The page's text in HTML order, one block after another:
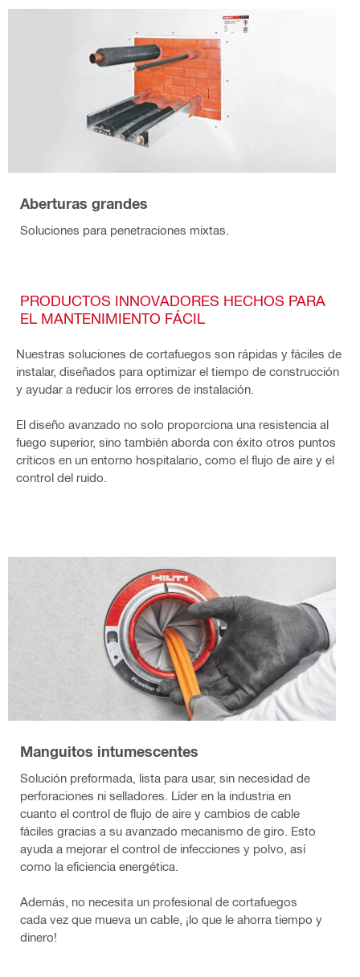
Aberturas grandes
Soluciones para penetraciones mixtas.
PRODUCTOS INNOVADORES HECHOS PARA
EL MANTENIMIENTO FÁCIL
Nuestras soluciones de cortafuegos son rápidas y fáciles de
instalar, diseñados para optimizar el tiempo de construcción
y ayudar a reducir los errores de instalación.
El diseño avanzado no solo proporciona una resistencia al
fuego superior, sino también aborda con éxito otros puntos
críticos en un entorno hospitalario, como el flujo de aire y el
control del ruido.
Manguitos intumescentes
Solución preformada, lista para usar, sin necesidad de
perforaciones ni selladores. Líder en la industria en
cuanto el control de flujo de aire y cambios de cable
fáciles gracias a su avanzado mecanismo de giro. Esto
ayuda a mejorar el control de infecciones y polvo, así
como la eficiencia energética.
Además, no necesita un profesional de cortafuegos
cada vez que mueva un cable, ¡lo que le ahorra tiempo y
dinero!